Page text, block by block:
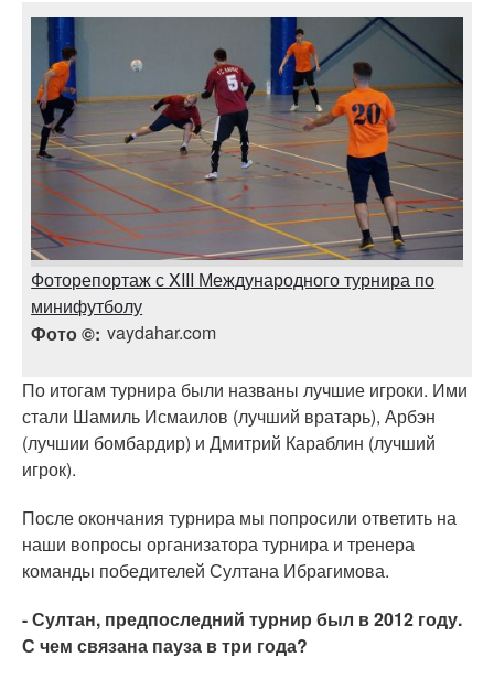
Фоторепортаж с XIII Международного турнира по
минифутболу
Фото © vaydahar.com
По итогам турнира были названы лучшие игроки. Ими
стали Шамиль Исмаилов (лучший вратарь), Арбэн
(лучшии бомбардир) и Дмитрий Караблин (лучший
игрок).
После окончания турнира мы попросили ответить на
наши вопросы организатора турнира и тренера
команды победителей Султана Ибрагимова.
- Султан, предпоследний турнир был в 2012 году.
С чем связана пауза в три года?